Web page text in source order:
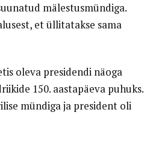
mälestusmündiga.
et üllitatakse sama
oleva presidendi näoga
150. aastapäeva puhuks.
mündiga ja president oli